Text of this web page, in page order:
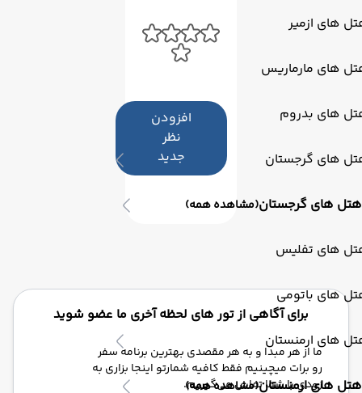
های ازمیر
های مارماریس
های بدروم
های گرجستان
هتل های گرجستان(مشاهده همه)
های تفلیس
های باتومی
های ارمنستان
هتل های ارمنستان(مشاهده همه)
افزودن
نظر
جدید
برای آگاهی از تور های لحظه آخری ما عضو شوید
ما از هر مبدا و به هر مقصدی بهترین برنامه سفر
رو برات میچینیم فقط کافیه شمارتو اینجا بزاری به
زودی با شما تماس می‌گیریم.